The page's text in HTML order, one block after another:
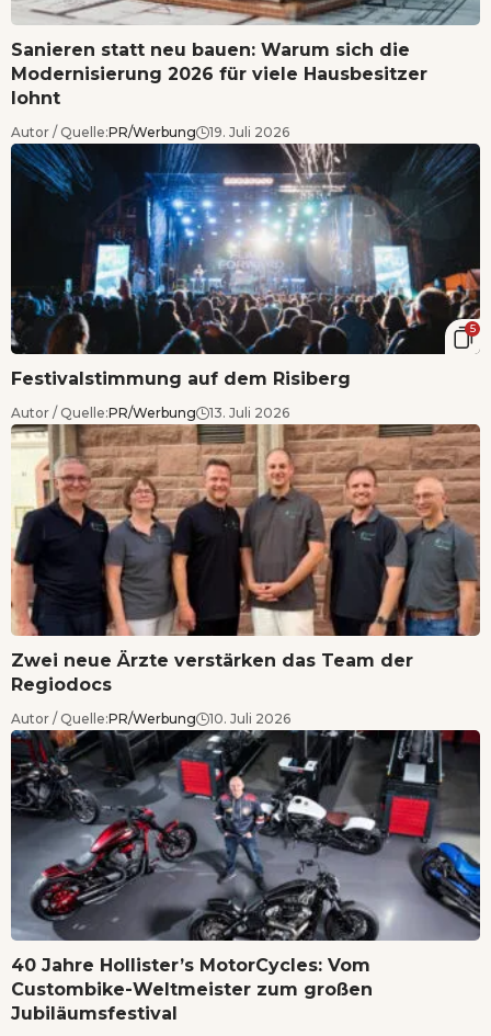
Sanieren statt neu bauen: Warum sich die
Modernisierung 2026 für viele Hausbesitzer
lohnt
Autor / Quelle:PR/Werbung 19. Juli 2026
5
Festivalstimmung auf dem Risiberg
Autor / Quelle:PR/Werbung 13. Juli 2026
Zwei neue Ärzte verstärken das Team der
Regiodocs
Autor / Quelle:PR/Werbung 10. Juli 2026
40 Jahre Hollister’s MotorCycles: Vom
Custombike-Weltmeister zum großen
Jubiläumsfestival